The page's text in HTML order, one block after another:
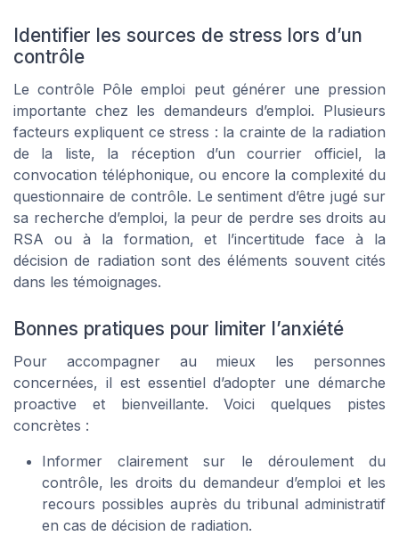
Identifier les sources de stress lors d’un
contrôle
Le contrôle Pôle emploi peut générer une pression
importante chez les demandeurs d’emploi. Plusieurs
facteurs expliquent ce stress : la crainte de la radiation
de la liste, la réception d’un courrier officiel, la
convocation téléphonique, ou encore la complexité du
questionnaire de contrôle. Le sentiment d’être jugé sur
sa recherche d’emploi, la peur de perdre ses droits au
RSA ou à la formation, et l’incertitude face à la
décision de radiation sont des éléments souvent cités
dans les témoignages.
Bonnes pratiques pour limiter l’anxiété
Pour accompagner au mieux les personnes
concernées, il est essentiel d’adopter une démarche
proactive et bienveillante. Voici quelques pistes
concrètes :
Informer clairement sur le déroulement du
contrôle, les droits du demandeur d’emploi et les
recours possibles auprès du tribunal administratif
en cas de décision de radiation.